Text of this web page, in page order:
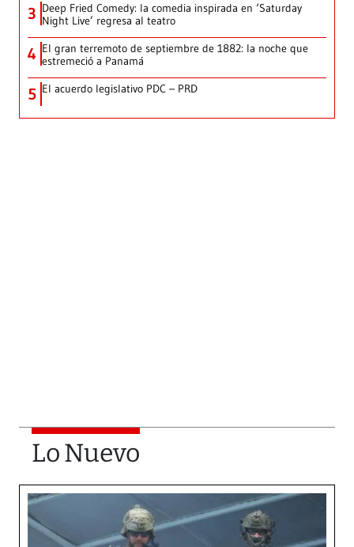
3 Deep Fried Comedy: la comedia inspirada en ‘Saturday
Night Live’ regresa al teatro
4 El gran terremoto de septiembre de 1882: la noche que
estremeció a Panamá
5 El acuerdo legislativo PDC – PRD
Lo Nuevo